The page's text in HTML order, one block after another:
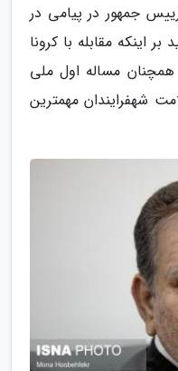
جمهور در پیامی در
اینکه مقابله با کرونا
مساله اول ملی
شهفرایندان مهمترین